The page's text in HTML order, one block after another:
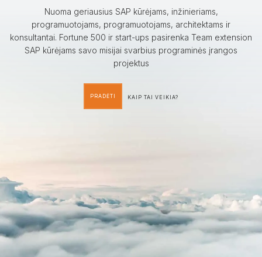
Nuoma geriausius SAP kūrėjams, inžinieriams,
programuotojams, programuotojams, architektams ir
konsultantai. Fortune 500 ir start-ups pasirenka Team extension
SAP kūrėjams savo misijai svarbius programinės įrangos
projektus
PRADĖTI KAIP TAI VEIKIA?